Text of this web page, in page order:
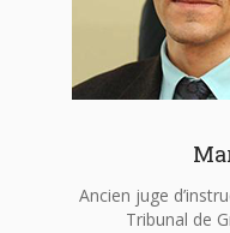
Ancien juge
Tribunal de